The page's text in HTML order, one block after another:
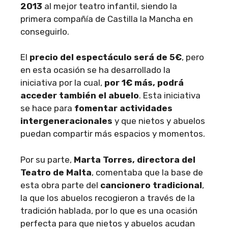
2013 al mejor teatro infantil, siendo la
primera compañía de Castilla la Mancha en
conseguirlo.
El precio del espectáculo será de 5€, pero
en esta ocasión se ha desarrollado la
iniciativa por la cual, por 1€ más, podrá
acceder también el abuelo. Esta iniciativa
se hace para fomentar actividades
intergeneracionales y que nietos y abuelos
puedan compartir más espacios y momentos.
Por su parte, Marta Torres, directora del
Teatro de Malta, comentaba que la base de
esta obra parte del cancionero tradicional,
la que los abuelos recogieron a través de la
tradición hablada, por lo que es una ocasión
perfecta para que nietos y abuelos acudan